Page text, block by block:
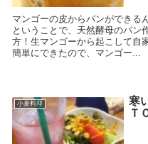
マンゴーの皮からパンができる
ということで、天然酵母のパン
方！生マンゴーから起こして自
簡単にできたので、マンゴー...
小麦料理
寒
Ｔ